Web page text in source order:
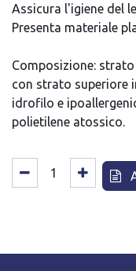
Assicura l'igiene del
Presenta materiale
Composizione:
con strato superiore
idrofilo e
polietilene atossico.